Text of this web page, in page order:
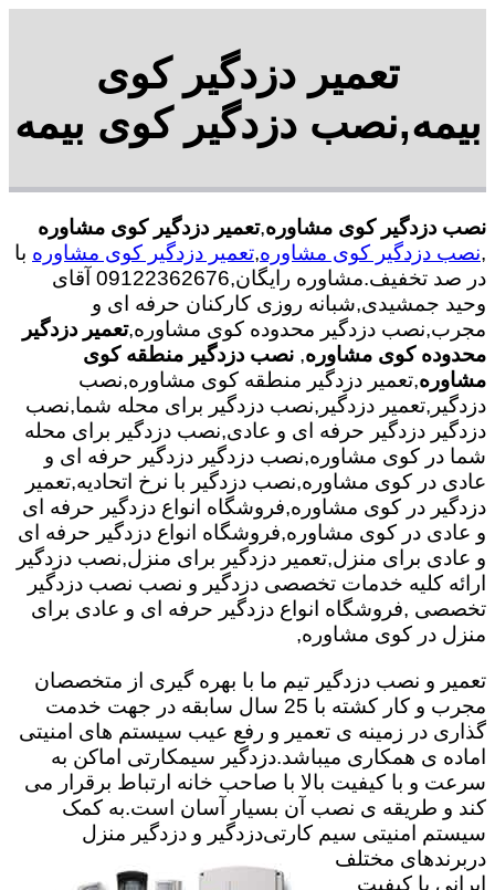
تعمیر دزدگیر کوی
بیمه,نصب دزدگیر کوی بیمه
نصب دزدگیر کوی مشاوره,تعمیر دزدگیر کوی مشاوره
,نصب دزدگیر کوی مشاوره,تعمیر دزدگیر کوی مشاوره با
در صد تخفیف.مشاوره رایگان,09122362676 آقای
وحید جمشیدی,شبانه روزی کارکنان حرفه ای و
مجرب,نصب دزدگیر محدوده کوی مشاوره,تعمیر دزدگیر
محدوده کوی مشاوره, نصب دزدگیر منطقه کوی
مشاوره,تعمیر دزدگیر منطقه کوی مشاوره,نصب
دزدگیر,تعمیر دزدگیر,نصب دزدگیر برای محله شما,نصب
دزدگیر دزدگیر حرفه ای و عادی,نصب دزدگیر برای محله
شما در کوی مشاوره,نصب دزدگیر دزدگیر حرفه ای و
عادی در کوی مشاوره,نصب دزدگیر با نرخ اتحادیه,تعمیر
دزدگیر در کوی مشاوره,فروشگاه انواع دزدگیر حرفه ای
و عادی در کوی مشاوره,فروشگاه انواع دزدگیر حرفه ای
و عادی برای منزل,تعمیر دزدگیر برای منزل,نصب دزدگیر
ارائه کلیه خدمات تخصصی دزدگیر و نصب نصب دزدگیر
تخصصی ,فروشگاه انواع دزدگیر حرفه ای و عادی برای
منزل در کوی مشاوره,
تعمیر و نصب دزدگیر تیم ما با بهره گیری از متخصصان
مجرب و کار کشته با 25 سال سابقه در جهت خدمت
گذاری در زمینه ی تعمیر و رفع عیب سیستم های امنیتی
اماده ی همکاری میباشد.دزدگیر سیمکارتی اماکن به
سرعت و با کیفیت بالا با صاحب خانه ارتباط برقرار می
کند و طریقه ی نصب آن بسیار آسان است.به کمک
سیستم امنیتی سیم کارتیدزدگیر و دزدگیر منزل
دربرندهای مختلف
ایرانی با کیفیت